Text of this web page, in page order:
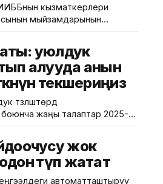
кызматкерлери
мыйзамдарынын
кылуу боюнча түшүндүрүү
профилактикалык иш-
иш-чаралардын жүрүшүндө
борбор калаадагы бир
ачуучу жайларга барып,
жана
уюлдук
алууда анын
текшериңиз
жаңы талаптар 2025-
жарандарды
анын расмий түрдө өлкөгө
каттоодон өткөнүнө көңүл
жок
өтүп жатат
автоматташтыруу